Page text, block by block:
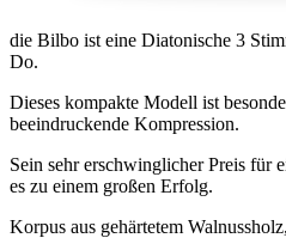
die Bilbo ist eine Diatonische 3
Do.
Dieses kompakte Modell ist
beeindruckende Kompression.
Sein sehr erschwinglicher Preis für
es zu einem großen Erfolg.
Korpus aus gehärtetem